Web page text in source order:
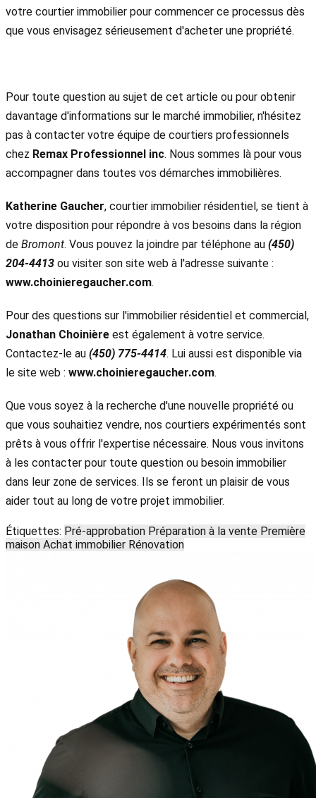
votre courtier immobilier pour commencer ce processus dès
que vous envisagez sérieusement d'acheter une propriété.
Pour toute question au sujet de cet article ou pour obtenir
davantage d'informations sur le marché immobilier, n'hésitez
pas à contacter votre équipe de courtiers professionnels
chez Remax Professionnel inc. Nous sommes là pour vous
accompagner dans toutes vos démarches immobilières.
Katherine Gaucher, courtier immobilier résidentiel, se tient à
votre disposition pour répondre à vos besoins dans la région
de Bromont. Vous pouvez la joindre par téléphone au (450)
204-4413 ou visiter son site web à l'adresse suivante :
www.choinieregaucher.com.
Pour des questions sur l'immobilier résidentiel et commercial,
Jonathan Choinière est également à votre service.
Contactez-le au (450) 775-4414. Lui aussi est disponible via
le site web : www.choinieregaucher.com.
Que vous soyez à la recherche d'une nouvelle propriété ou
que vous souhaitiez vendre, nos courtiers expérimentés sont
prêts à vous offrir l'expertise nécessaire. Nous vous invitons
à les contacter pour toute question ou besoin immobilier
dans leur zone de services. Ils se feront un plaisir de vous
aider tout au long de votre projet immobilier.
Étiquettes: Pré-approbation Préparation à la vente Première
maison Achat immobilier Rénovation